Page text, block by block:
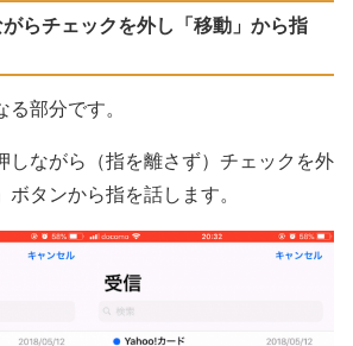
がらチェックを外し「移動」から指
部分です。
しながら（指を離さず）チェックを外
ボタンから指を話します。